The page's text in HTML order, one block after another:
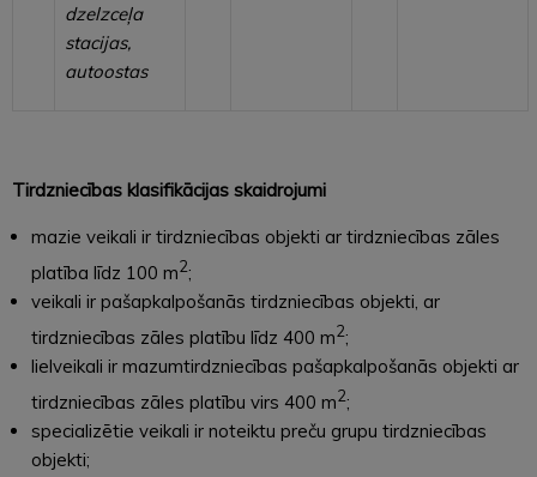
dzelzceļa
stacijas,
autoostas
Tirdzniecības klasifikācijas skaidrojumi
mazie veikali ir tirdzniecības objekti ar tirdzniecības zāles
platība līdz 100 m2;
veikali ir pašapkalpošanās tirdzniecības objekti, ar
tirdzniecības zāles platību līdz 400 m2;
lielveikali ir mazumtirdzniecības pašapkalpošanās objekti ar
tirdzniecības zāles platību virs 400 m2;
specializētie veikali ir noteiktu preču grupu tirdzniecības
objekti;